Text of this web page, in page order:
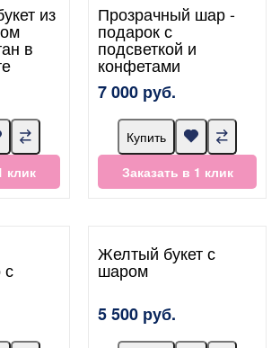
из
в
клик
Прозрачный шар -
подарок с
подсветкой и
конфетами
7 000 руб.
Купить
Заказать в 1 клик
с
Желтый букет с
шаром
5 500 руб.